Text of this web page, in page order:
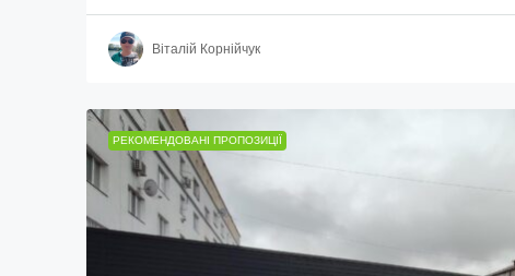
Віталій Корнійчук
РЕКОМЕНДОВАНІ ПРОПОЗИЦІЇ